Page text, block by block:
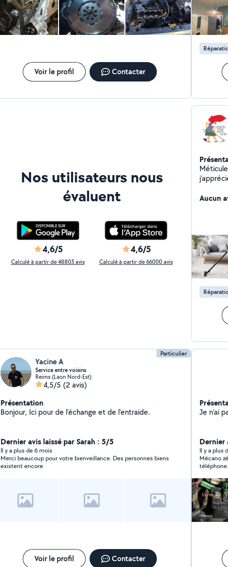
Voir le profil Contacter
Nos utilisateurs nous
évaluent
4,6/5
Calculé à partir de 48803 avis
4,6/5
Calculé à partir de 66000 avis
Aucun
Particulier
Yacine A
Service entre voisins
Reims (Laon Nord-Est)
4,5/5 (2 avis)
Présentation
Bonjour, Ici pour de l'échange et de l'entraide.
Dernier avis laissé par Sarah : 5/5
Il y a plus de 6 mois
Merci beaucoup pour votre bienveillance. Des personnes biens
existent encore
Voir le profil Contacter
Dernier
Il y a plus
Mécano